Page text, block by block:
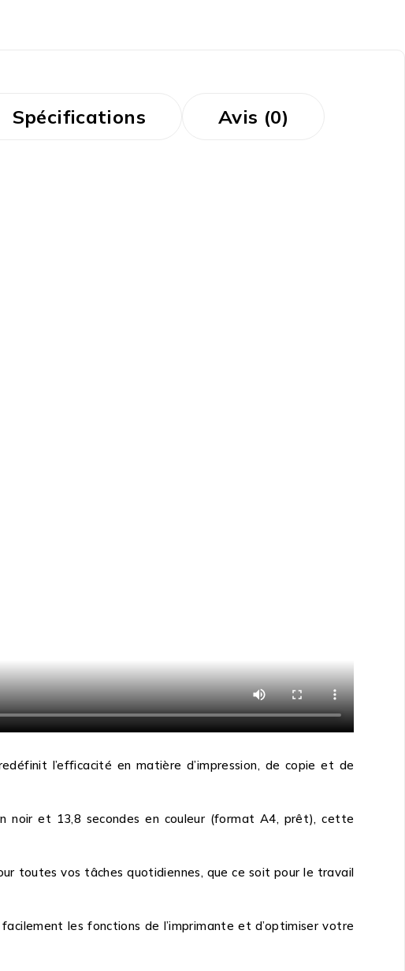
Spécifications Avis (0)
l’efficacité en matière d’impression, de copie et de
noir et 13,8 secondes en couleur (format A4, prêt), cette
toutes vos tâches quotidiennes, que ce soit pour le travail
les fonctions de l’imprimante et d’optimiser votre